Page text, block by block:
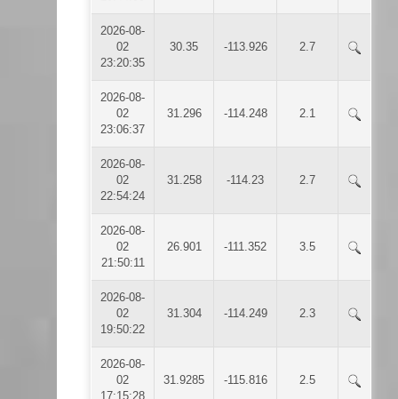
2026-08-
02
23:20:35
30.35 -113.926 2.7
2026-08-
02
23:06:37
31.296 -114.248 2.1
2026-08-
02
22:54:24
31.258 -114.23 2.7
2026-08-
02
21:50:11
26.901 -111.352 3.5
2026-08-
02
19:50:22
31.304 -114.249 2.3
2026-08-
02
17:15:28
31.9285 -115.816 2.5